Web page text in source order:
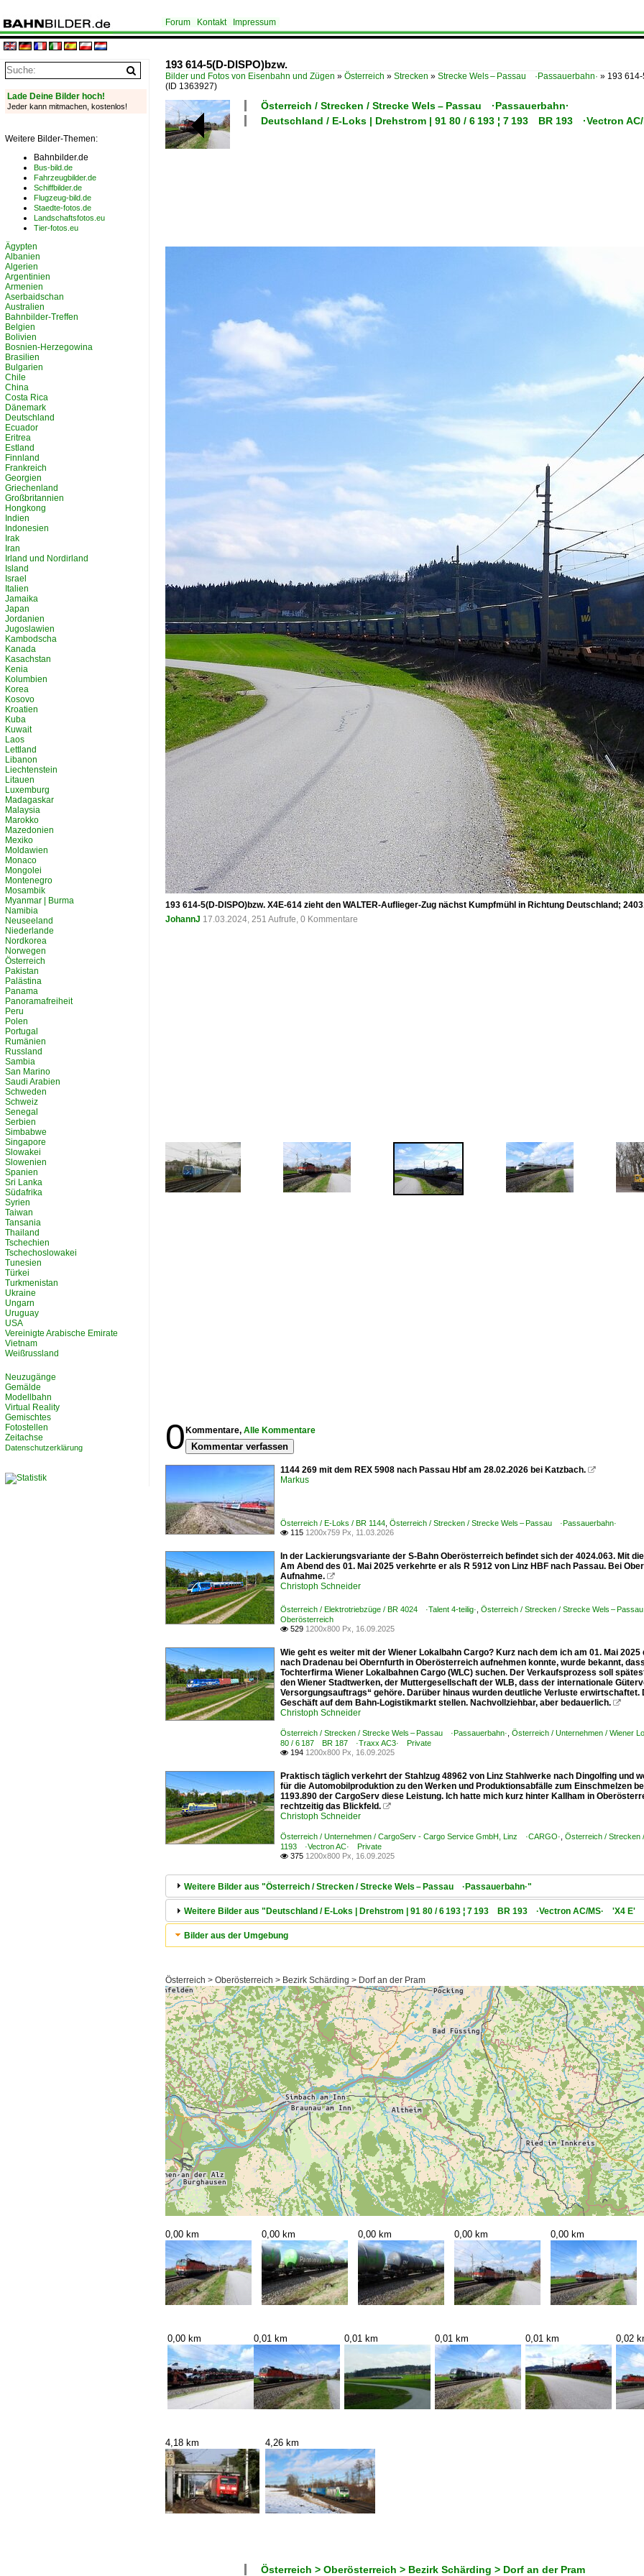
Forum Kontakt Impressum
193 614-5(D-DISPO)bzw.
Bilder und Fotos von Eisenbahn und Zügen » Österreich » Strecken » Strecke Wels – Passau ·Passauerbahn· » 193
(ID 1363927)
Österreich / Strecken / Strecke Wels – Passau ·Passauerbahn·
Deutschland / E-Loks | Drehstrom | 91 80 / 6 193 ¦ 7 193 BR 193 ·Vectron
193 614-5(D-DISPO)bzw. X4E-614 zieht den WALTER-Auflieger-Zug nächst Kumpfmühl in Richtung Deutschland;
JohannJ 17.03.2024, 251 Aufrufe, 0 Kommentare
0 Kommentare, Alle Kommentare
Kommentar verfassen
1144 269 mit dem REX 5908 nach Passau Hbf am 28.02.2026 bei Katzbach. 
Markus
Österreich / E-Loks / BR 1144 Österreich / Strecken / Strecke Wels – Passau ·Passauerbahn·
 115 1200x759 Px, 11.03.2026
In der Lackierungsvariante der S-Bahn Oberösterreich befindet sich der 4024.063. Mit
Am Abend des 01. Mai 2025 verkehrte er als R 5912 von Linz HBF nach Passau. Bei
Aufnahme. 
Christoph Schneider
Österreich / Elektrotriebzüge / BR 4024 ·Talent 4-teilig· Österreich / Strecken / Strecke Wels –
Oberösterreich
 529 1200x800 Px, 16.09.2025
Wie geht es weiter mit der Wiener Lokalbahn Cargo? Kurz nach dem ich am 01. Mai
nach Dradenau bei Obernfurth in Oberösterreich aufnehmen konnte, wurde bekannt,
Tochterfirma Wiener Lokalbahnen Cargo (WLC) suchen. Der Verkaufsprozess soll
den Wiener Stadtwerken, der Muttergesellschaft der WLB, dass der internationale
Versorgungsauftrags“ gehöre. Darüber hinaus wurden deutliche Verluste
Geschäft auf dem Bahn-Logistikmarkt stellen. Nachvollziehbar, aber bedauerlich. 
Christoph Schneider
Österreich / Strecken / Strecke Wels – Passau ·Passauerbahn· Österreich / Unternehmen / Wiener
80 / 6 187 BR 187 ·Traxx AC3· Private
 194 1200x800 Px, 16.09.2025
Praktisch täglich verkehrt der Stahlzug 48962 von Linz Stahlwerke nach Dingolfing und
für die Automobilproduktion zu den Werken und Produktionsabfälle zum Einschmelzen
1193.890 der CargoServ diese Leistung. Ich hatte mich kurz hinter Kallham in
rechtzeitig das Blickfeld. 
Christoph Schneider
Österreich / Unternehmen / CargoServ - Cargo Service GmbH, Linz ·CARGO· Österreich / Strecken
1193 ·Vectron AC· Private
 375 1200x800 Px, 16.09.2025
Weitere Bilder aus "Österreich / Strecken / Strecke Wels – Passau ·Passauerbahn·"
Weitere Bilder aus "Deutschland / E-Loks | Drehstrom | 91 80 / 6 193 ¦ 7 193 BR 193 ·Vectron AC/MS· 'X4
Bilder aus der Umgebung
Österreich > Oberösterreich > Bezirk Schärding > Dorf an der Pram
0,00 km 0,00 km 0,00 km 0,00 km 0,00 km
0,00 km 0,01 km 0,01 km 0,01 km 0,01 km 0,02
4,18 km 4,26 km
Österreich > Oberösterreich > Bezirk Schärding > Dorf an der Pram
Lade Deine Bilder hoch!
Jeder kann mitmachen, kostenlos!
Weitere Bilder-Themen:
Bahnbilder.de
Bus-bild.de
Fahrzeugbilder.de
Schiffbilder.de
Flugzeug-bild.de
Staedte-fotos.de
Landschaftsfotos.eu
Tier-fotos.eu
Ägypten
Albanien
Algerien
Argentinien
Armenien
Aserbaidschan
Australien
Bahnbilder-Treffen
Belgien
Bolivien
Bosnien-Herzegowina
Brasilien
Bulgarien
Chile
China
Costa Rica
Dänemark
Deutschland
Ecuador
Eritrea
Estland
Finnland
Frankreich
Georgien
Griechenland
Großbritannien
Hongkong
Indien
Indonesien
Irak
Iran
Irland und Nordirland
Island
Israel
Italien
Jamaika
Japan
Jordanien
Jugoslawien
Kambodscha
Kanada
Kasachstan
Kenia
Kolumbien
Korea
Kosovo
Kroatien
Kuba
Kuwait
Laos
Lettland
Libanon
Liechtenstein
Litauen
Luxemburg
Madagaskar
Malaysia
Marokko
Mazedonien
Mexiko
Moldawien
Monaco
Mongolei
Montenegro
Mosambik
Myanmar | Burma
Namibia
Neuseeland
Niederlande
Nordkorea
Norwegen
Österreich
Pakistan
Palästina
Panama
Panoramafreiheit
Peru
Polen
Portugal
Rumänien
Russland
Sambia
San Marino
Saudi Arabien
Schweden
Schweiz
Senegal
Serbien
Simbabwe
Singapore
Slowakei
Slowenien
Spanien
Sri Lanka
Südafrika
Syrien
Taiwan
Tansania
Thailand
Tschechien
Tschechoslowakei
Tunesien
Türkei
Turkmenistan
Ukraine
Ungarn
Uruguay
USA
Vereinigte Arabische Emirate
Vietnam
Weißrussland
Neuzugänge
Gemälde
Modellbahn
Virtual Reality
Gemischtes
Fotostellen
Zeitachse
Datenschutzerklärung